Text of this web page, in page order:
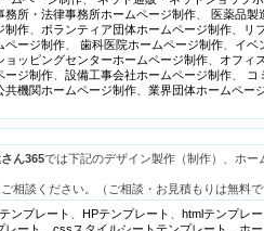
務所・法律事務所ホームページ制作
医薬品製
制作
ボランティア団体ホームページ制作
リ
ページ制作
歯科医院ホームページ制作
イベ
ョッピングセンターホームページ制作
オフィ
ージ制作
設備工事会社ホームページ制作
コ
共機関ホームページ制作
業界団体ホームペー
ん365では下記のデザイン製作（制作）、ホ
ご相談ください。（ご相談・お見積もりは無
ンプレート
HPテンプレート
htmlテンプレ